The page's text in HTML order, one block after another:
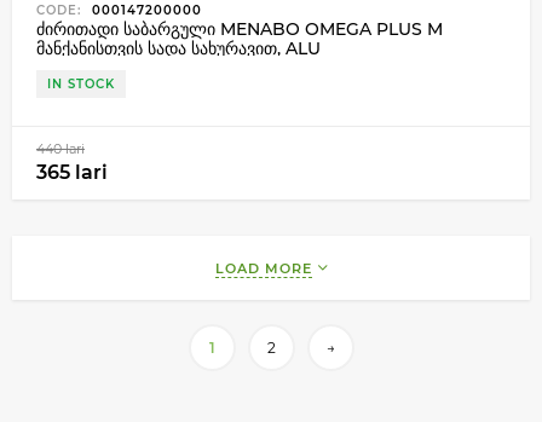
CODE: 000147200000
ძირითადი საბარგული MENABO OMEGA PLUS M
მანქანისთვის სადა სახურავით, ALU
IN STOCK
440 lari
365 lari
LOAD MORE
1 2 →